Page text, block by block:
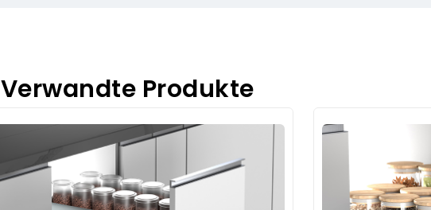
Verwandte Produkte